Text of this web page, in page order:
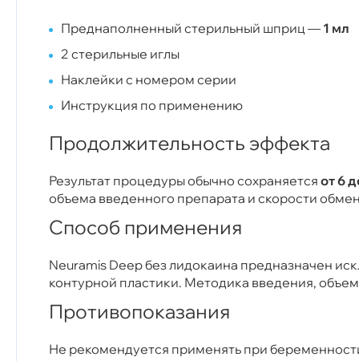
Преднаполненный стерильный шприц — 1 мл
2 стерильные иглы
Наклейки с номером серии
Инструкция по применению
Продолжительность эффекта
Результат процедуры обычно сохраняется от 6
объема введенного препарата и скорости
Способ применения
Neuramis Deep без лидокаина предназначен
контурной пластики. Методика введения,
Противопоказания
Не рекомендуется применять при